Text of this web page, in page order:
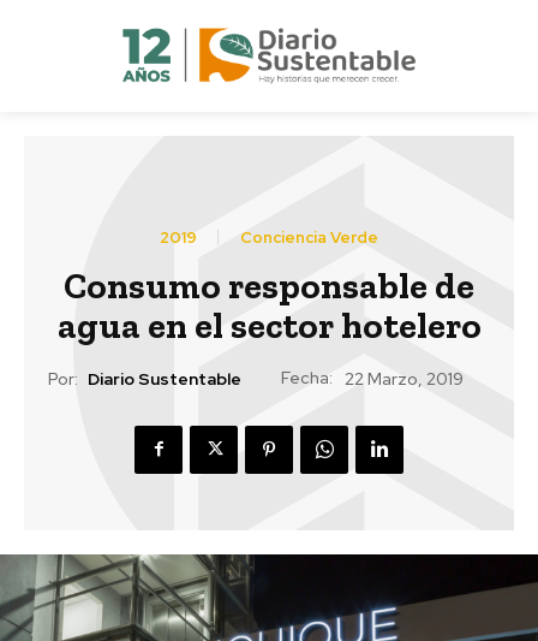
2019 Conciencia Verde
Consumo responsable de
agua en el sector hotelero
Por: Diario Sustentable Fecha: 22 Marzo, 2019